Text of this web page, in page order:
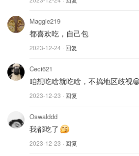
Maggie219
都喜欢吃，自己包
2023-12-24 · 回复
Ceci621
咱想吃啥就吃啥，不搞地区歧视
2023-12-23 · 回复
Oswalddd
我都吃了
2023-12-23 · 回复